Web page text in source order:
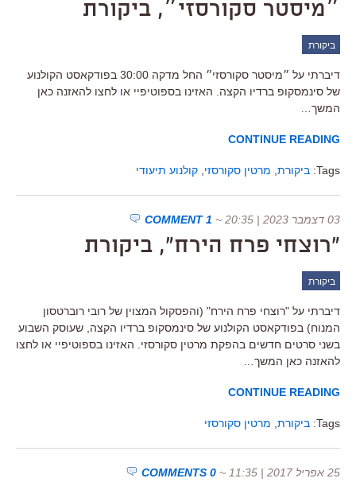
״מיסטר סקורסזי״, ביקורת
ביקורת
דיברתי על ״מיסטר סקורסזי״ החל מדקה 30:00 בפודקאסט הקולנוע
של סינמסקופ ברדיו הקצה. האזינו בספוטיפיי או לחצו להאזנה כאן
המשך…
CONTINUE READING
Tags: ביקורת מרטין סקורסזי קולנוע תיעודי
03 דצמבר 2023 | 20:35 ~
1 COMMENT
"רוצחי פרח הירח", ביקורת
ביקורת
דיברתי על "רוצחי פרח הירח" (והפסקול המצוין של רובי רוברטסון
המנוח) בפודקאסט הקולנוע של סינמסקופ ברדיו הקצה, שעוסק השבוע
בשני סרטים חדשים בהפקת מרטין סקורסזי. האזינו בספוטיפיי או לחצו
להאזנה כאן המשך…
CONTINUE READING
Tags: ביקורת מרטין סקורסזי
25 אפריל 2017 | 11:35 ~
0 COMMENTS